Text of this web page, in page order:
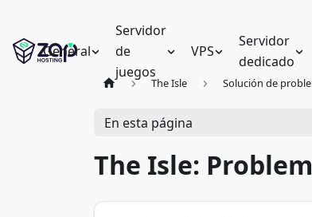
General
Servidor
de
juegos
VPS
Servidor
dedicado
The Isle Solución de
En esta página
The Isle: